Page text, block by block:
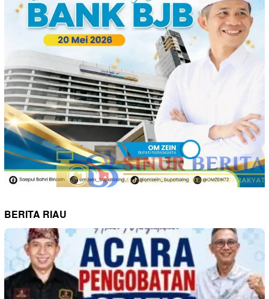
BERITA RIAU